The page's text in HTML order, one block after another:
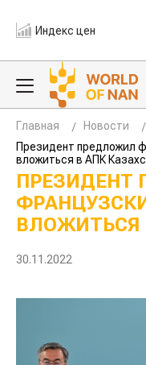
Индекс цен
Главная
Новости
Президент предложил
вложиться в АПК
ПРЕЗИДЕНТ
ВЛОЖИТЬСЯ
30.11.2022